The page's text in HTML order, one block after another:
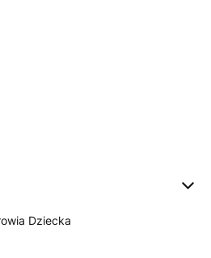
Dziecka